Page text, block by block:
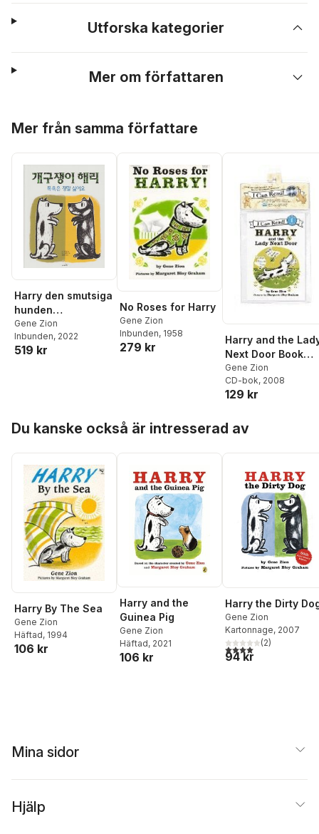
Utforska kategorier
Mer om författaren
Mer från samma författare
Harry den smutsiga
hunden
(Koreanska)
Gene Zion
Inbunden, 2022
519 kr
No Roses for Harry
Gene Zion
Inbunden, 1958
279 kr
Harry and the
Next Door Book
and CD
Gene Zion
CD-bok, 2008
129 kr
Du kanske också är intresserad av
Harry By The Sea
Gene Zion
Häftad, 1994
106 kr
Harry and the
Guinea Pig
Gene Zion
Häftad, 2021
106 kr
Harry the Dirty
Gene Zion
Kartonnage, 2007
4,0utav 5 stjärnor.
(2)
94 kr
Mina sidor
Hjälp